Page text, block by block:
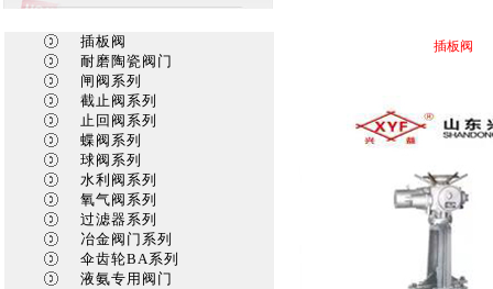
插板阀
耐磨陶瓷阀门
闸阀系列
截止阀系列
止回阀系列
蝶阀系列
球阀系列
水利阀系列
氧气阀系列
过滤器系列
冶金阀门系列
伞齿轮BA系列
液氨专用阀门
插板阀